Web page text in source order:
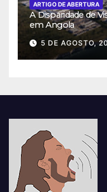
ARTIGO DE ABERTURA
A Disparidade de
em Angola
5 DE AGOSTO,